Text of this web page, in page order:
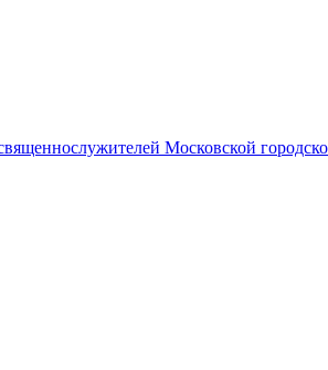
Московской